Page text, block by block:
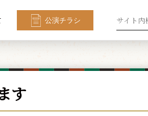
公演チラシ
す